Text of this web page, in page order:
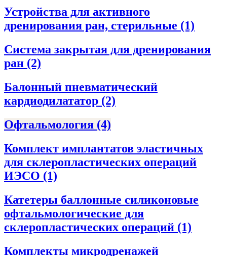
Устройства для активного
дренирования ран, стерильные (1)
Система закрытая для дренирования
ран (2)
Балонный пневматический
кардиодилататор (2)
Офтальмология (4)
Комплект имплантатов эластичных
для склеропластических операций
ИЭСО (1)
Катетеры баллонные силиконовые
офтальмологические для
склеропластических операций (1)
Комплекты микродренажей